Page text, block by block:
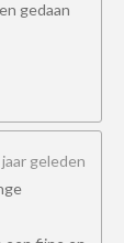
gedaan
jaar geleden